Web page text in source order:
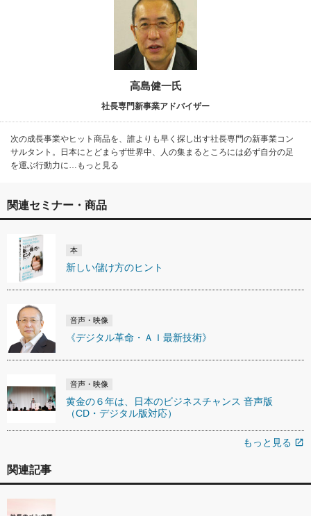
高島健一氏
社長専門新事業アドバイザー
次の成長事業やヒット商品を、誰よりも早く探し出す社長専門の新事業コン
サルタント。日本にとどまらず世界中、人の集まるところには必ず自分の足
を運ぶ行動力に…もっと見る
関連セミナー・商品
本
新しい儲け方のヒント
音声・映像
《デジタル革命・ＡＩ最新技術》
音声・映像
黄金の６年は、日本のビジネスチャンス 音声版
（CD・デジタル版対応）
もっと見る open_in_new
関連記事